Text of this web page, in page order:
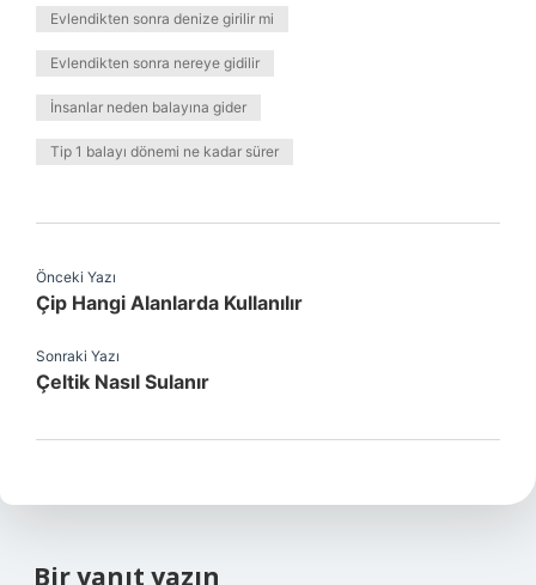
Evlendikten sonra denize girilir mi
Evlendikten sonra nereye gidilir
İnsanlar neden balayına gider
Tip 1 balayı dönemi ne kadar sürer
Önceki Yazı
Çip Hangi Alanlarda Kullanılır
Sonraki Yazı
Çeltik Nasıl Sulanır
Bir yanıt yazın